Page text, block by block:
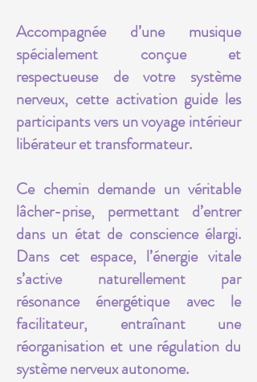
Accompagnée d’une musique
spécialement conçue et
respectueuse de votre système
nerveux, cette activation guide les
participants vers un voyage intérieur
libérateur et transformateur.
Ce chemin demande un véritable
lâcher-prise, permettant d’entrer
dans un état de conscience élargi.
Dans cet espace, l’énergie vitale
s’active naturellement par
résonance énergétique avec le
facilitateur, entraînant une
réorganisation et une régulation du
système nerveux autonome.